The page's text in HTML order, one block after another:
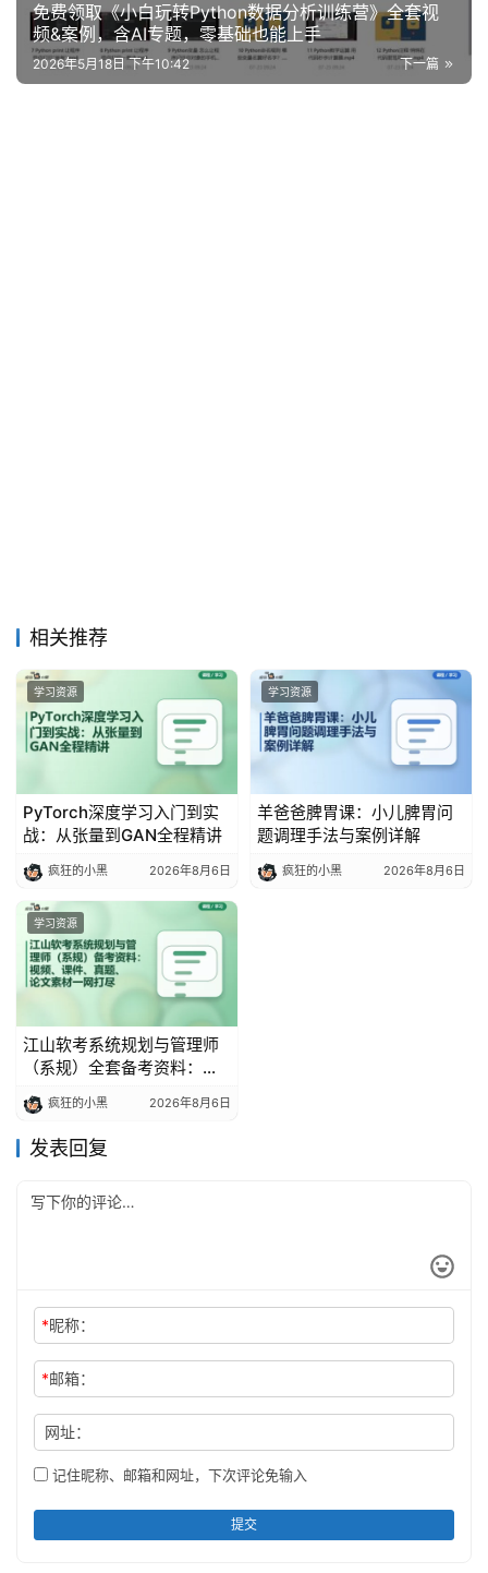
免费领取《小白玩转Python数据分析训练营》全套视
频&案例，含AI专题，零基础也能上手
下一篇
2026年5月18日 下午10:42
相关推荐
学习资源
PyTorch深度学习入门到实
战：从张量到GAN全程精讲
疯狂的小黑 2026年8月6日
学习资源
羊爸爸脾胃课：小儿脾胃问
题调理手法与案例详解
疯狂的小黑 2026年8月6日
学习资源
江山软考系统规划与管理师
（系规）全套备考资料：视
一网打尽
疯狂的小黑 2026年8月6日
发表回复
*昵称：
*邮箱：
网址：
记住昵称、邮箱和网址，下次评论免输入
提交